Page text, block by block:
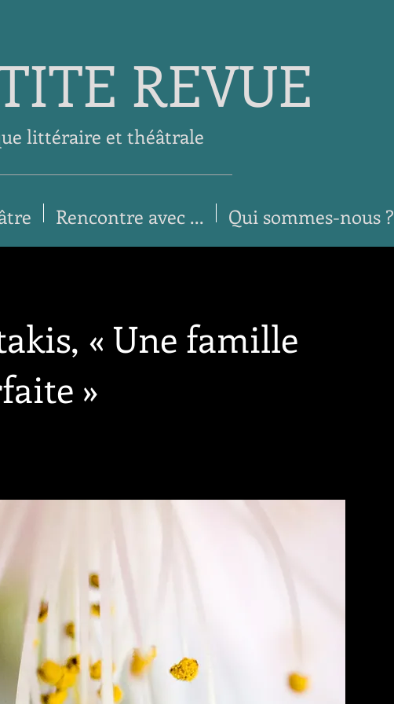
REVUE
littéraire et théâtrale
Rencontre avec ... Qui sommes-nous ?
« Une famille
»